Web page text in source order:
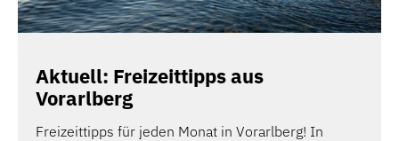
Aktuell: Freizeittipps aus
Vorarlberg
Freizeittipps für jeden Monat in Vorarlberg! In